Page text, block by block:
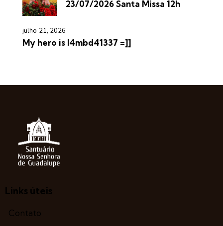
23/07/2026 Santa Missa 12h
julho 21, 2026
My hero is l4mbd41337 =]]
Links úteis
Contato